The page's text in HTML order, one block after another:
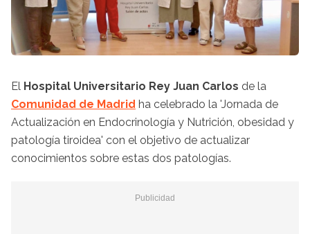
El Hospital Universitario Rey Juan Carlos de la
Comunidad de Madrid ha celebrado la 'Jornada de
Actualización en Endocrinología y Nutrición, obesidad y
patología tiroidea' con el objetivo de actualizar
conocimientos sobre estas dos patologías.